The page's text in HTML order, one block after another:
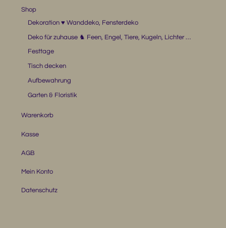
Shop
Dekoration ♥ Wanddeko, Fensterdeko
Deko für zuhause ♞ Feen, Engel, Tiere, Kugeln, Lichter …
Festtage
Tisch decken
Aufbewahrung
Garten & Floristik
Warenkorb
Kasse
AGB
Mein Konto
Datenschutz